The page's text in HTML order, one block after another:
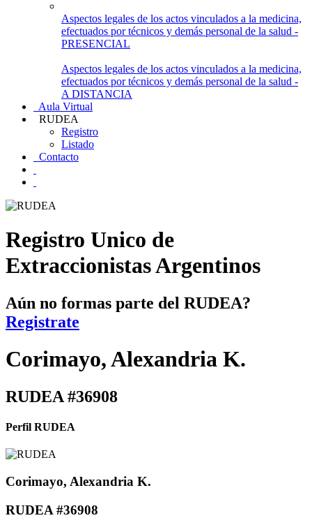
Aspectos legales de los actos vinculados a la medicina,
efectuados por técnicos y demás personal de la salud -
PRESENCIAL
Aspectos legales de los actos vinculados a la medicina,
efectuados por técnicos y demás personal de la salud -
A DISTANCIA
Aula Virtual
RUDEA
Registro
Listado
Contacto
Registro Unico de
Extraccionistas Argentinos
Aún no formas parte del RUDEA?
Registrate
Corimayo, Alexandria K.
RUDEA #36908
Perfil RUDEA
Corimayo, Alexandria K.
RUDEA #36908